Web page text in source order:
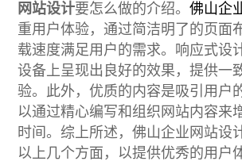
网站设计要怎么做的介绍。佛山企
重用户体验，通过简洁明了的页面
载速度满足用户的需求。响应式设
设备上呈现出良好的效果，提供一
验。此外，优质的内容是吸引用户
以通过精心编写和组织网站内容来
时间。综上所述，佛山企业网站设
以上几个方面，以提供优秀的用户